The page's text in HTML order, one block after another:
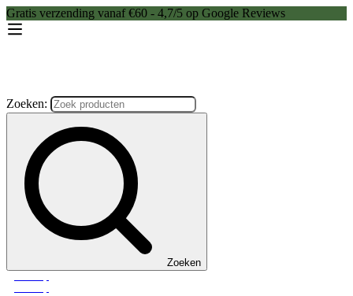
Gratis verzending vanaf €60 - 4,7/5 op Google Reviews
Zoeken:
Zoeken